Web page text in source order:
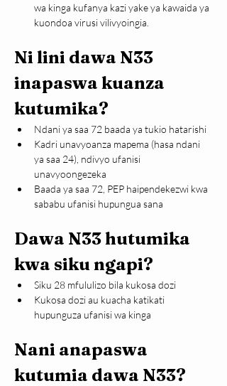
wa kinga kufanya kazi yake ya kawaida ya
kuondoa virusi vilivyoingia.
Ni lini dawa N33
inapaswa kuanza
kutumika?
Ndani ya saa 72 baada ya tukio hatarishi
Kadri unavyoanza mapema (hasa ndani
ya saa 24), ndivyo ufanisi
unavyoongezeka
Baada ya saa 72, PEP haipendekezwi kwa
sababu ufanisi hupungua sana
Dawa N33 hutumika
kwa siku ngapi?
Siku 28 mfululizo bila kukosa dozi
Kukosa dozi au kuacha katikati
hupunguza ufanisi wa kinga
Nani anapaswa
kutumia dawa N33?